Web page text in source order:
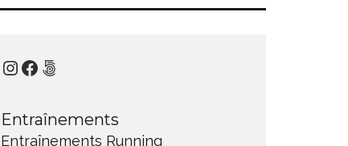
Instagram
Facebook
500px
Entraînements
Entraînements Running